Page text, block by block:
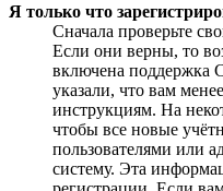
Я только что
Сначала проверьте
Если они верны, то
включена поддержка
указали, что вам
инструкциям. На
чтобы все новые
пользователями или
систему. Эта